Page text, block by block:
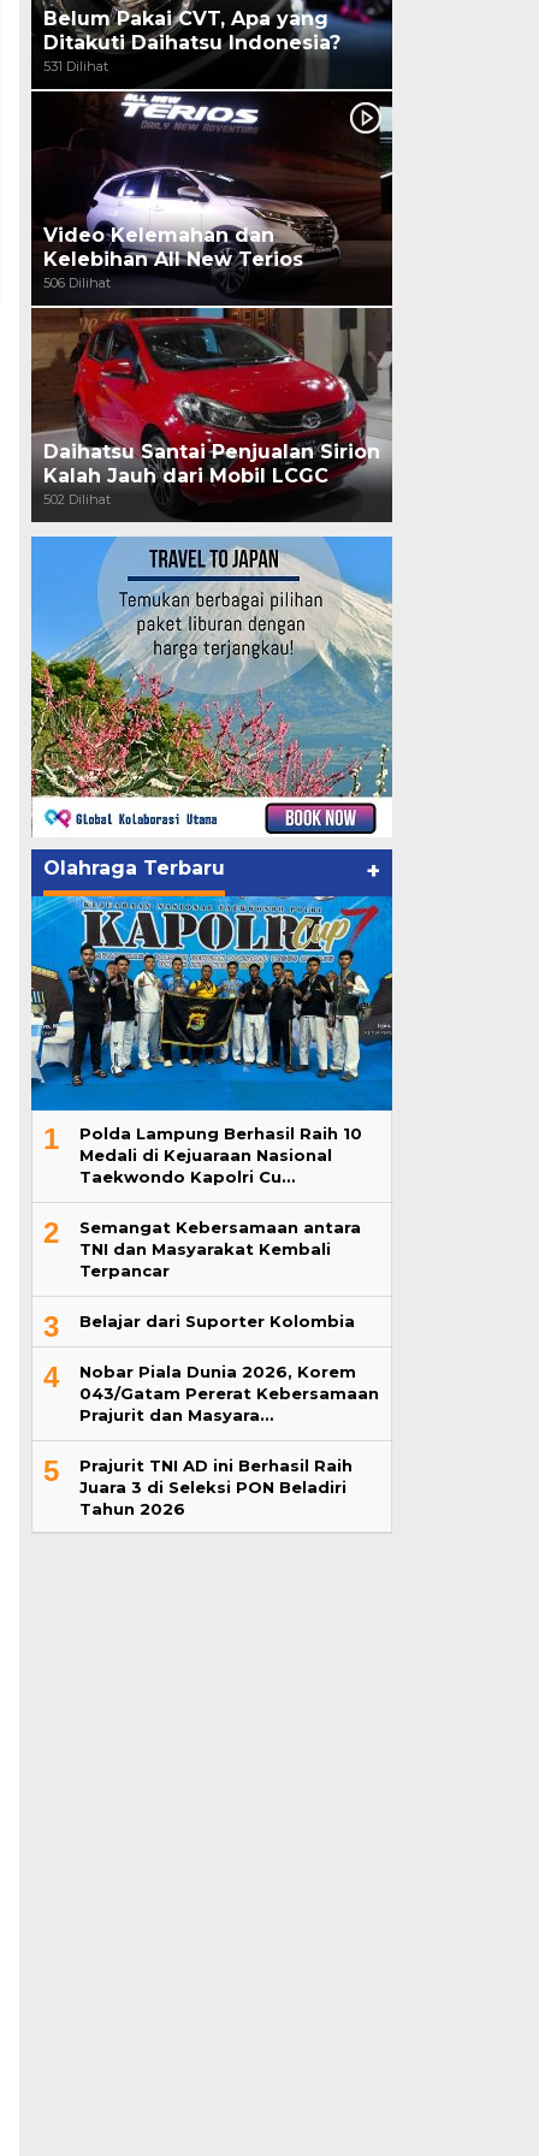
Belum Pakai CVT, Apa yang
Ditakuti Daihatsu Indonesia?
531 Dilihat
Video Kelemahan dan
Kelebihan All New Terios
506 Dilihat
Daihatsu Santai Penjualan Sirion
Kalah Jauh dari Mobil LCGC
502 Dilihat
Olahraga Terbaru +
1
Polda Lampung Berhasil Raih 10
Medali di Kejuaraan Nasional
Taekwondo Kapolri Cu…
2
Semangat Kebersamaan antara
TNI dan Masyarakat Kembali
Terpancar
3 Belajar dari Suporter Kolombia
4
Nobar Piala Dunia 2026, Korem
043/Gatam Pererat Kebersamaan
Prajurit dan Masyara…
5
Prajurit TNI AD ini Berhasil Raih
Juara 3 di Seleksi PON Beladiri
Tahun 2026